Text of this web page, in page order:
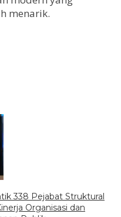
menarik.
338 Pejabat Struktural
Organisasi dan